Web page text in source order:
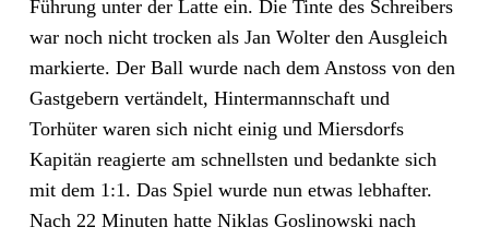
Führung unter der Latte ein. Die Tinte des Schreibers
war noch nicht trocken als Jan Wolter den Ausgleich
markierte. Der Ball wurde nach dem Anstoss von den
Gastgebern vertändelt, Hintermannschaft und
Torhüter waren sich nicht einig und Miersdorfs
Kapitän reagierte am schnellsten und bedankte sich
mit dem 1:1. Das Spiel wurde nun etwas lebhafter.
Nach 22 Minuten hatte Niklas Goslinowski nach